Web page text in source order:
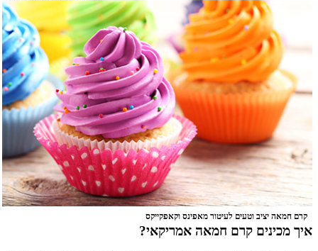
קרם חמאה יציב וטעים לעיטור מאפינס וקאפקייקס
איך מכינים קרם חמאה אמריקאי?